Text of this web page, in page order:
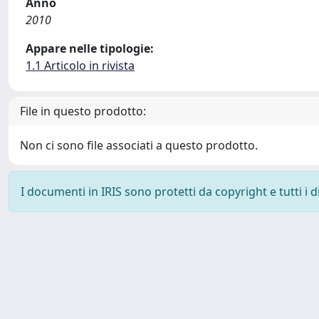
2010
Appare nelle tipologie:
1.1 Articolo in rivista
File in questo prodotto:
Non ci sono file associati a questo prodotto.
I documenti in IRIS sono protetti da copyright e tutti i